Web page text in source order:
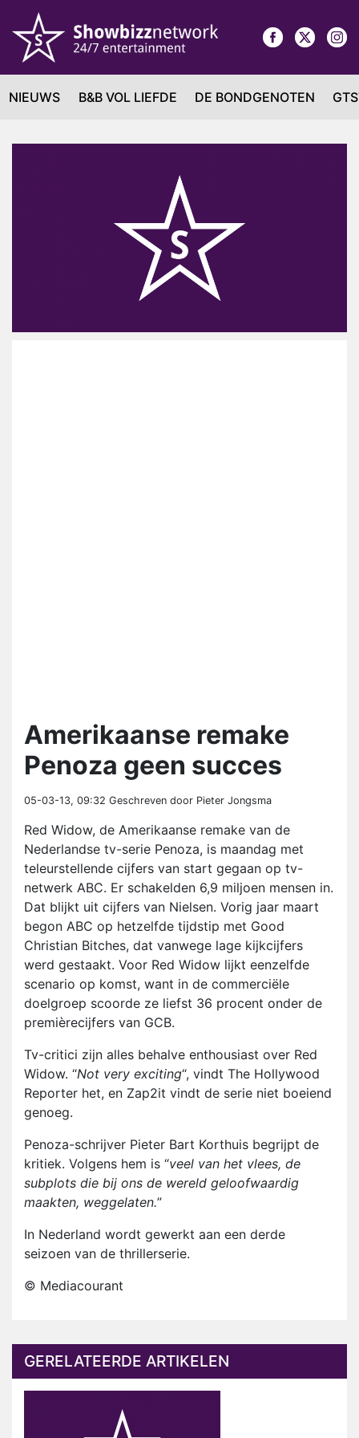
NIEUWS B&B VOL LIEFDE DE BONDGENOTEN
Amerikaanse remake
Penoza geen succes
05-03-13, 09:32 Geschreven door Pieter Jongsma
Red Widow, de Amerikaanse remake van de
Nederlandse tv-serie Penoza, is maandag met
teleurstellende cijfers van start gegaan op tv-
netwerk ABC. Er schakelden 6,9 miljoen mensen in.
Dat blijkt uit cijfers van Nielsen. Vorig jaar maart
begon ABC op hetzelfde tijdstip met Good
Christian Bitches, dat vanwege lage kijkcijfers
werd gestaakt. Voor Red Widow lijkt eenzelfde
scenario op komst, want in de commerciële
doelgroep scoorde ze liefst 36 procent onder de
premièrecijfers van GCB.
Tv-critici zijn alles behalve enthousiast over Red
Widow. “Not very exciting“, vindt The Hollywood
Reporter het, en Zap2it vindt de serie niet boeiend
genoeg.
Penoza-schrijver Pieter Bart Korthuis begrijpt de
kritiek. Volgens hem is “veel van het vlees, de
subplots die bij ons de wereld geloofwaardig
maakten, weggelaten.”
In Nederland wordt gewerkt aan een derde
seizoen van de thrillerserie.
© Mediacourant
GERELATEERDE ARTIKELEN